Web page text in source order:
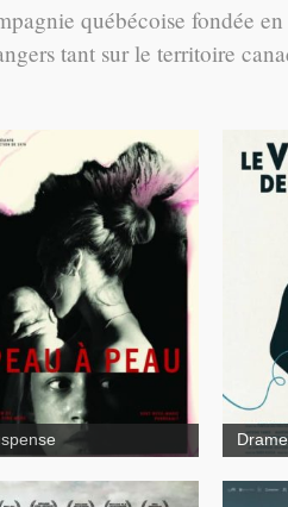
québécoise fondée
tant sur le territoire
Dérive
Drame